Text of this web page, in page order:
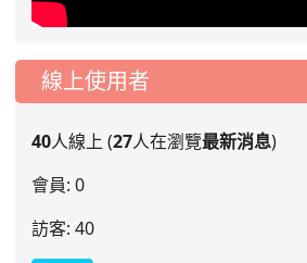
線上使用者
40人線上 (27人在瀏覽最新消息)
會員: 0
訪客: 40